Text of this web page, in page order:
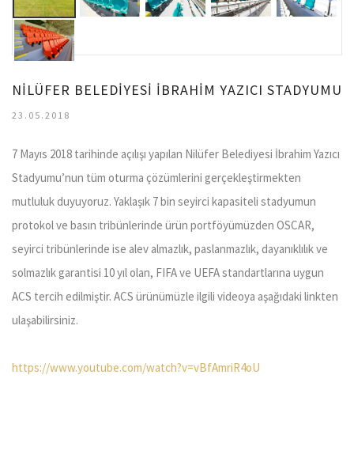
NİLÜFER BELEDİYESİ İBRAHİM YAZICI STADYUMU
23.05.2018
7 Mayıs 2018 tarihinde açılışı yapılan Nilüfer Belediyesi İbrahim Yazıcı
Stadyumu’nun tüm oturma çözümlerini gerçekleştirmekten
mutluluk duyuyoruz. Yaklaşık 7 bin seyirci kapasiteli stadyumun
protokol ve basın tribünlerinde ürün portföyümüzden OSCAR,
seyirci tribünlerinde ise alev almazlık, paslanmazlık, dayanıklılık ve
solmazlık garantisi 10 yıl olan, FIFA ve UEFA standartlarına uygun
ACS tercih edilmiştir. ACS ürünümüzle ilgili videoya aşağıdaki linkten
ulaşabilirsiniz.
https://www.youtube.com/watch?v=vBfAmriR4oU